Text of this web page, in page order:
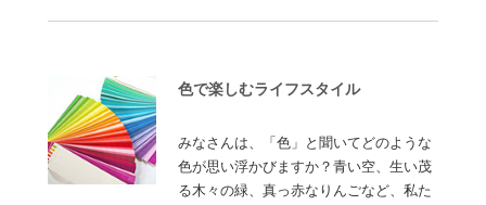
色で楽しむライフスタイル
みなさんは、「色」と聞いてどのような
色が思い浮かびますか？青い空、生い茂
る木々の緑、真っ赤なりんごなど、私た